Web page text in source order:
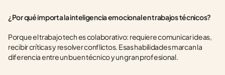
¿Por qué importa la inteligencia emocional en trabajos técnicos?
Porque el trabajo tech es colaborativo: requiere comunicar ideas,
recibir críticas y resolver conflictos. Esas habilidades marcan la
diferencia entre un buen técnico y un gran profesional.